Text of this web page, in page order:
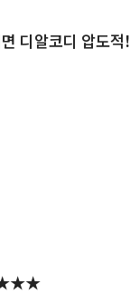
디알코디 압도적!